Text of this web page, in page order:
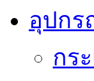
อุปกร
กร